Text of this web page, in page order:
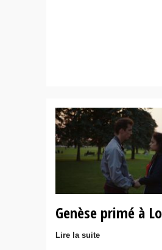
Genèse primé à
Lire la suite